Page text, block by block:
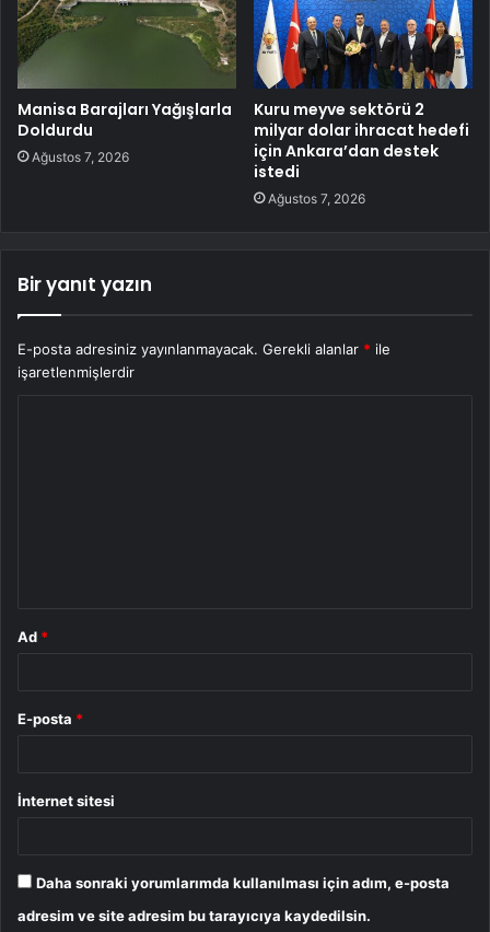
Manisa Barajları Yağışlarla
Doldurdu
Ağustos 7, 2026
Kuru meyve sektörü 2
milyar dolar ihracat hedefi
için Ankara’dan destek
istedi
Ağustos 7, 2026
Bir yanıt yazın
E-posta adresiniz yayınlanmayacak. Gerekli alanlar * ile
işaretlenmişlerdir
Ad *
E-posta *
İnternet sitesi
Daha sonraki yorumlarımda kullanılması için adım, e-posta
adresim ve site adresim bu tarayıcıya kaydedilsin.